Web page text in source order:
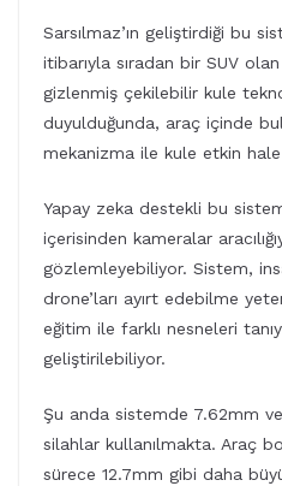
Sarsılmaz’ın geliştirdiği bu
itibarıyla sıradan bir SUV
gizlenmiş çekilebilir kule
duyulduğunda, araç içinde
mekanizma ile kule etkin
Yapay zeka destekli bu
içerisinden kameralar
gözlemleyebiliyor. Sistem,
drone’ları ayırt edebilme
eğitim ile farklı nesneleri
geliştirilebiliyor.
Şu anda sistemde 7.62mm
silahlar kullanılmakta. Araç
sürece 12.7mm gibi daha